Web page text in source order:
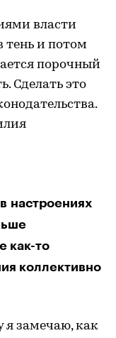
власти
тень и потом
порочный
Сделать это
настроениях
как-то
коллективно
я замечаю, как